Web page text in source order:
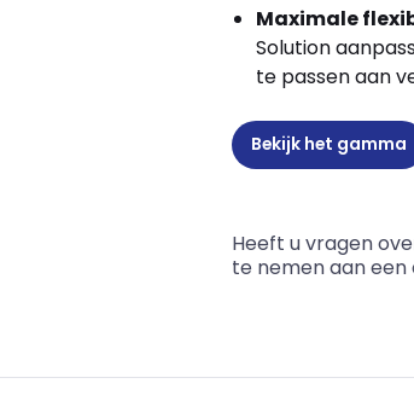
Maximale
Solution
te passen aan
Bekijk het gamma
Heeft u vragen
te nemen aan een